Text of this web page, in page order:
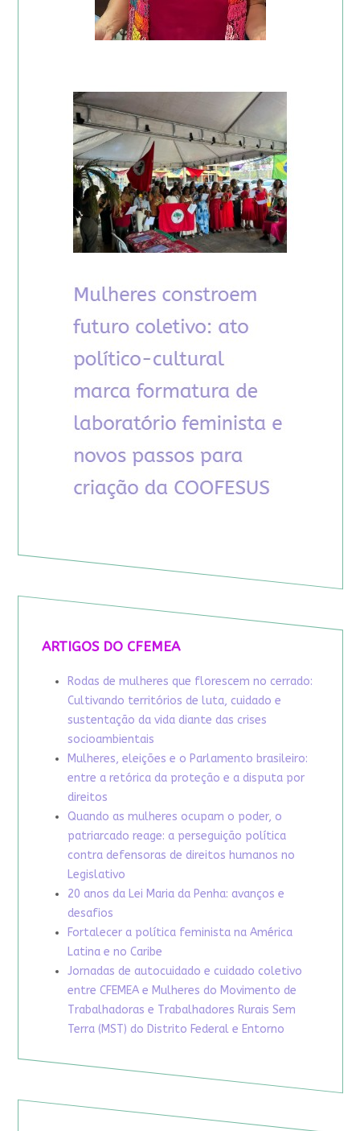
ARTIGOS DO CFEMEA
Rodas de mulheres que florescem no cerrado:
Cultivando territórios de luta, cuidado e
sustentação da vida diante das crises
socioambientais
Mulheres, eleições e o Parlamento brasileiro:
entre a retórica da proteção e a disputa por
direitos
Quando as mulheres ocupam o poder, o
patriarcado reage: a perseguição política
contra defensoras de direitos humanos no
Legislativo
20 anos da Lei Maria da Penha: avanços e
desafios
Fortalecer a política feminista na América
Latina e no Caribe
Jornadas de autocuidado e cuidado coletivo
entre CFEMEA e Mulheres do Movimento de
Trabalhadoras e Trabalhadores Rurais Sem
Terra (MST) do Distrito Federal e Entorno